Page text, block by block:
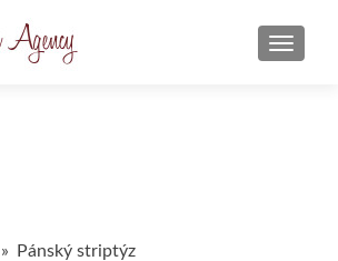
»
Pánský striptýz